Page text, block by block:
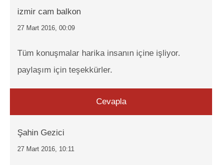
izmir cam balkon
27 Mart 2016, 00:09
Tüm konuşmalar harika insanın içine işliyor.
paylaşım için teşekkürler.
Cevapla
Şahin Gezici
27 Mart 2016, 10:11